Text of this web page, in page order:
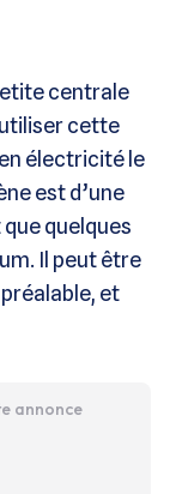
centrale
cette
électricité le
est d’une
quelques
Il peut être
et
annonce